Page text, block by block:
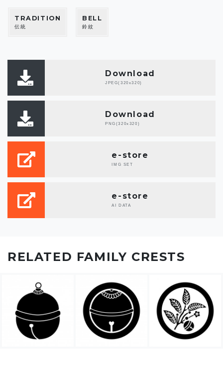
TRADITION
伝統
BELL
鈴紋
Download
JPEG(320x320)
Download
PNG(320x320)
e-store
IMG SET
e-store
AI DATA
RELATED FAMILY CRESTS